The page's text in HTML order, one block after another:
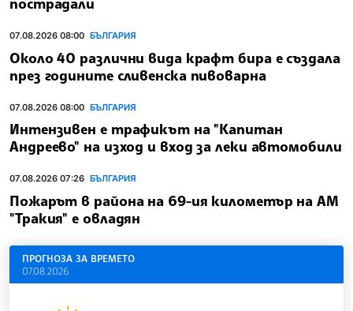
07.08.2026 08:00 БЪЛГАРИЯ
Около 40 различни вида крафт бира е създала
през годините сливенска пивоварна
07.08.2026 08:00 БЪЛГАРИЯ
Интензивен е трафикът на "Капитан
Андреево" на изход и вход за леки автомобили
07.08.2026 07:26 БЪЛГАРИЯ
Пожарът в района на 69-ия километър на АМ
"Тракия" е овладян
ПРОГНОЗА ЗА ВРЕМЕТО
07.08.2026